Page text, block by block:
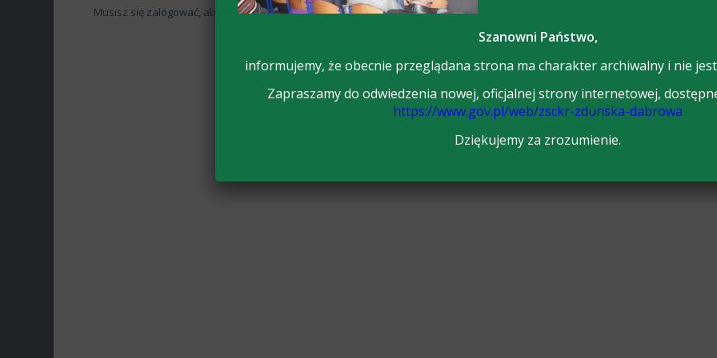
Musisz się zalogować, aby móc dodać komentarz.
Szanowni Państwo,
informujemy, że obecnie przeglądana strona ma charakter archiwalny i nie
Zapraszamy do odwiedzenia nowej, oficjalnej strony internetowej,
https://www.gov.pl/web/zsckr-zdunska-dabrowa
Dziękujemy za zrozumienie.